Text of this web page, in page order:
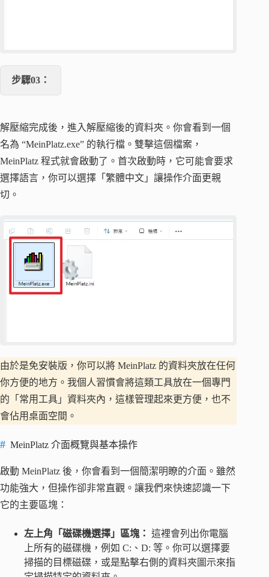
步驟03：
解壓縮完成後，進入解壓縮後的資料夾。你會看到一個
名為 “MeinPlatz.exe” 的執行檔。雙擊這個檔案，
MeinPlatz 程式就會啟動了。首次啟動時，它可能會要求
選擇語言，你可以選擇「繁體中文」讓操作介面更親
切。
由於是免安裝版，你可以將 MeinPlatz 的資料夾放在任何
你方便的地方。我個人習慣會將這類工具放在一個專門
的「常用工具」資料夾內，這樣管理起來更方便，也不
會佔用桌面空間。
MeinPlatz 介面概覽與基本操作
啟動 MeinPlatz 後，你會看到一個簡潔明瞭的介面。雖然
功能強大，但操作卻非常直觀。讓我們來快速認識一下
它的主要區塊：
左上角「磁碟機選擇」區塊： 這裡會列出你電腦
上所有的磁碟機，例如 C:、D: 等。你可以選擇要
掃描的目標磁碟，或是點擊右側的資料夾圖示來指